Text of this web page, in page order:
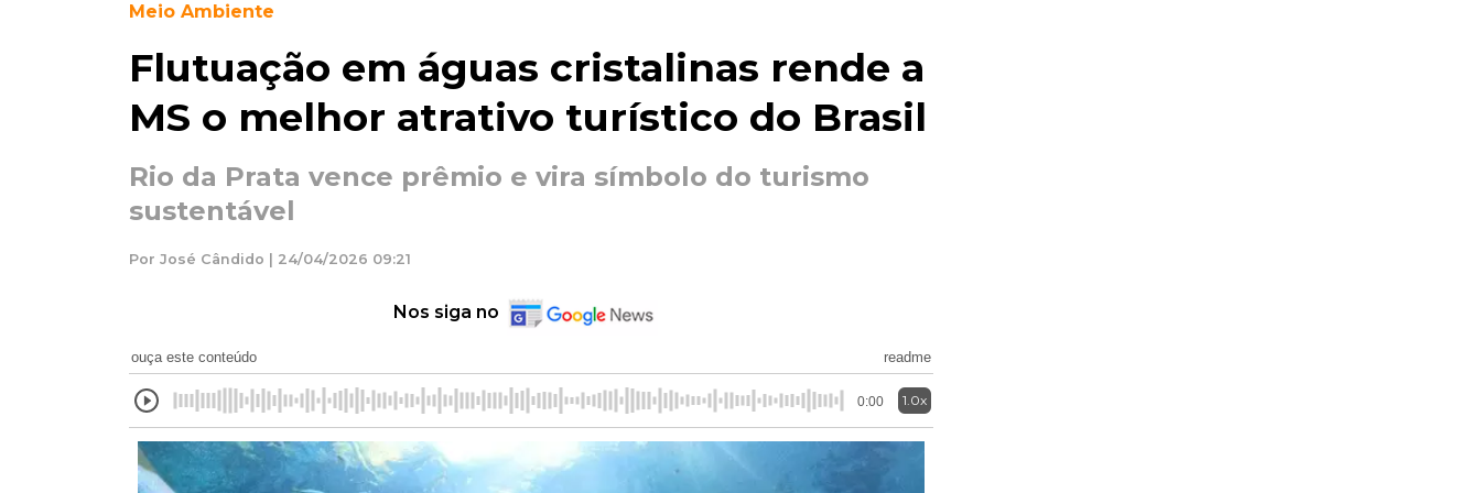
Meio Ambiente
Flutuação em águas cristalinas rende a
MS o melhor atrativo turístico do Brasil
Rio da Prata vence prêmio e vira símbolo do turismo
sustentável
Por José Cândido | 24/04/2026 09:21
Nos siga no
ouça este conteúdo readme
0:00 1.0x